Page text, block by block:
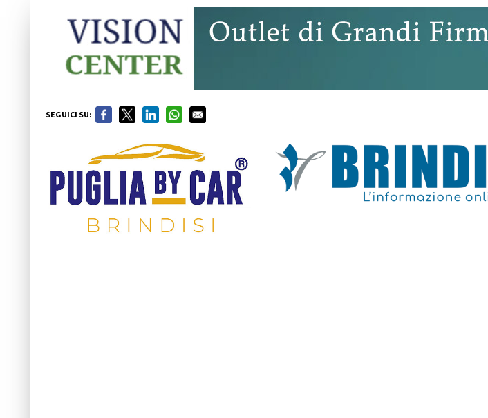
SEGUICI SU: